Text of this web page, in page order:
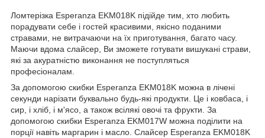
Ломтерізка Esperanza EKM018K підійде тим, хто любить
порадувати себе і гостей красивими, якісно поданими
стравами, не витрачаючи на їх приготування, багато часу.
Маючи вдома слайсер, Ви зможете готувати вишукані страви,
які за акуратністю виконання не поступляться
професіоналам.
За допомогою скибки Esperanza EKM018K можна в лічені
секунди нарізати буквально будь-які продукти. Це і ковбаса, і
сир, і хліб, і м'ясо, а також всілякі овочі та фрукти. За
допомогою скибки Esperanza EKM017W можна поділити на
порції навіть маргарин і масло. Слайсер Esperanza EKM018K